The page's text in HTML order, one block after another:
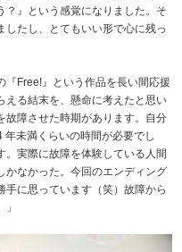
？』という感覚になりました。そ
したし、とてもいい形で心に残っ
『Free!』という作品を長い間応援
える結末を、懸命に考えたと思い
故障させた時期があります。自分
未満くらいの時間が必要でし
。実際に故障を体験している人間
かなかった。今回のエンディング
に思っています（笑）故障から